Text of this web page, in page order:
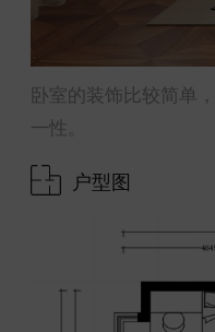
卧室的装饰比较简单
一性。
户型图